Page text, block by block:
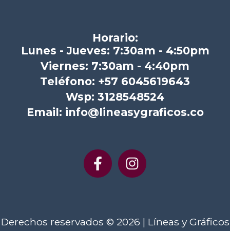
Horario:
Lunes - Jueves: 7:30am - 4:50pm
Viernes: 7:30am - 4:40pm
Teléfono: +57 6045619643
Wsp: 3128548524
Email: info@lineasygraficos.co
Derechos reservados © 2026 | Líneas y Gráficos